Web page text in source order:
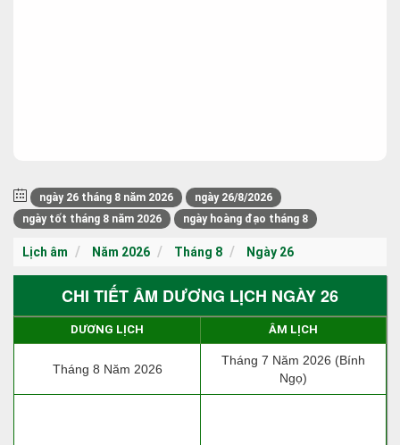
ngày 26 tháng 8 năm 2026
ngày 26/8/2026
ngày tốt tháng 8 năm 2026
ngày hoàng đạo tháng 8
Lịch âm Năm 2026 Tháng 8 Ngày 26
CHI TIẾT ÂM DƯƠNG LỊCH NGÀY 26
DƯƠNG LỊCH ÂM LỊCH
Tháng 8 Năm 2026
Tháng 7 Năm 2026 (Bính
Ngọ)